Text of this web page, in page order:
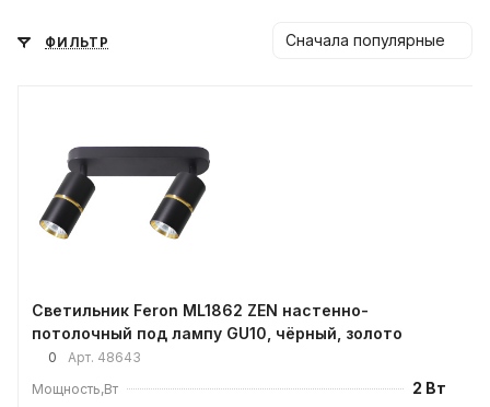
ФИЛЬТР Сначала популярные
Светильник Feron ML1862 ZEN настенно-
потолочный под лампу GU10, чёрный, золото
0 Арт. 48643
Мощность,Вт
2 Вт